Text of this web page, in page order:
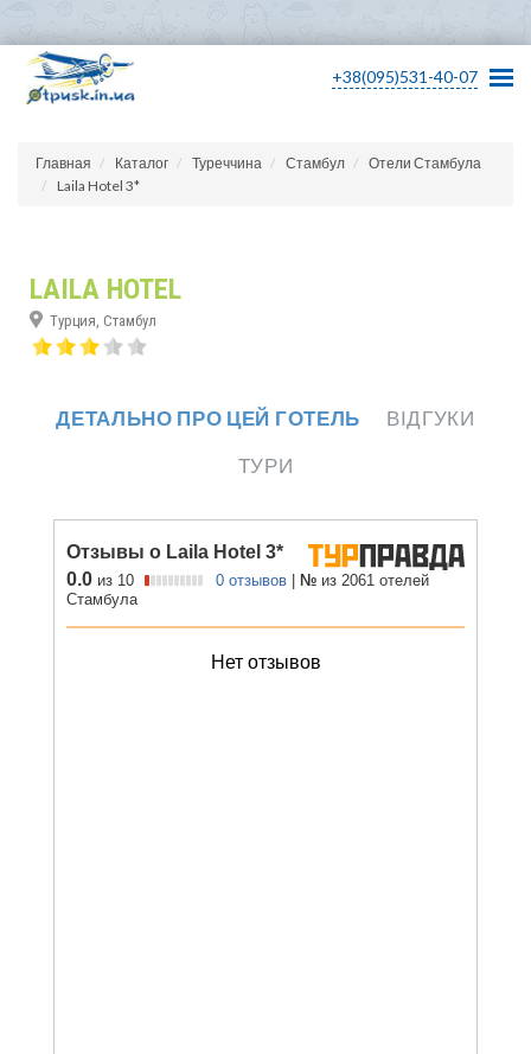
+38(095)531-40-07
Главная Каталог Туреччина Стамбул
Отели Стамбула
Laila Hotel 3*
LAILA HOTEL
Турция, Стамбул
ДЕТАЛЬНО ПРО ЦЕЙ ГОТЕЛЬ
ВІДГУКИ
ТУРИ